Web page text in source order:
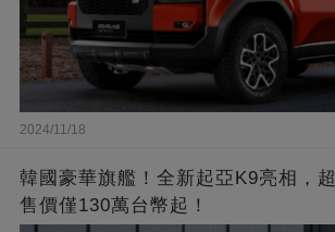
2024/11/18
韓國豪華旗艦！全新起亞K9亮相，
售價僅130萬台幣起！